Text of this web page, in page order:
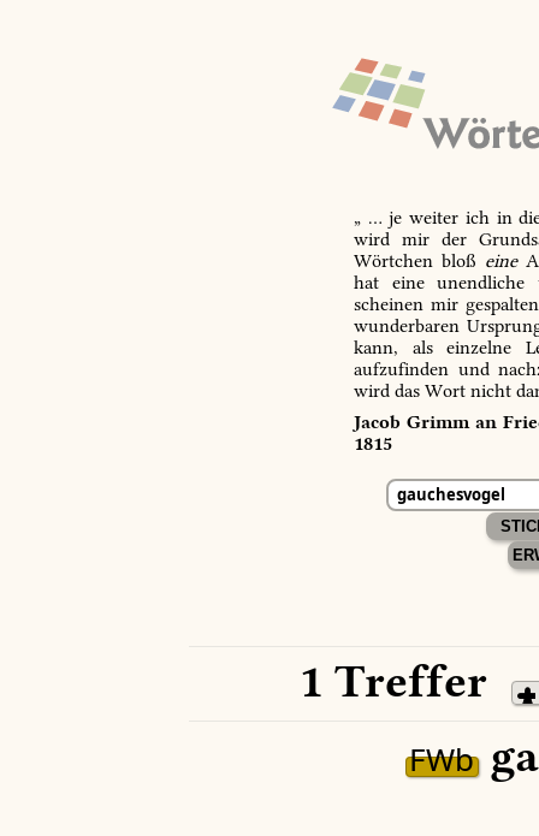
„ … je weiter ich in
wird mir der
Wörtchen bloß eine
hat eine unendliche
scheinen mir
wunderbaren
kann, als einzelne
aufzufinden und
wird das Wort nicht
Jacob Grimm an
1815
1 Treffer
FWb